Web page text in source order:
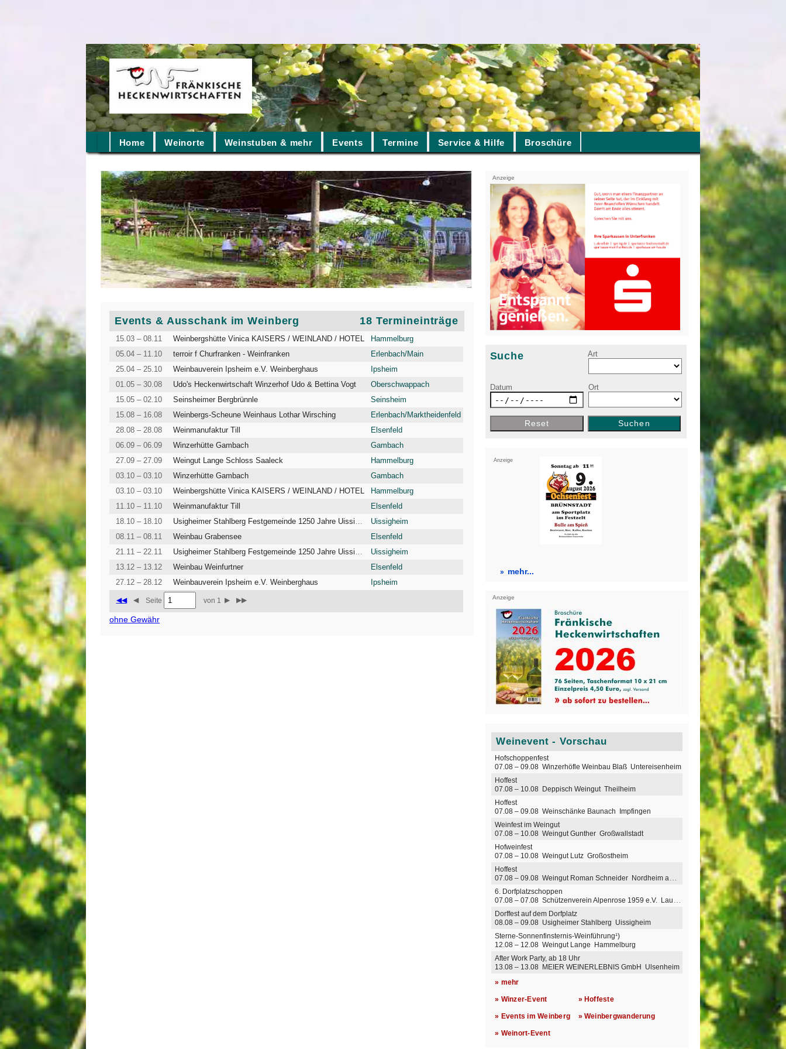
Home Weinorte Weinstuben & mehr Events Termine Service & Hilfe Broschüre
Events & Ausschank im Weinberg 18 Termineinträge
◀◀ ◀ Seite von 1 ▶ ▶▶
ohne Gewähr
15.03 – 08.11 Weinbergshütte Vinica KAISERS / WEINLAND / HOTEL
Hammelburg
05.04 – 11.10
terroir f Churfranken - Weinfranken
Erlenbach/Main
25.04 – 25.10
Weinbauverein Ipsheim e.V. Weinberghaus
Ipsheim
01.05 – 30.08
Udo's Heckenwirtschaft Winzerhof Udo & Bettina Vogt
Oberschwappach
15.05 – 02.10
Seinsheimer Bergbrünnle
Seinsheim
15.08 – 16.08
Weinbergs-Scheune Weinhaus Lothar Wirsching
Erlenbach/Marktheidenfeld
28.08 – 28.08
Weinmanufaktur Till
Elsenfeld
06.09 – 06.09
Winzerhütte Gambach
Gambach
27.09 – 27.09
Weingut Lange Schloss Saaleck
Hammelburg
03.10 – 03.10
Winzerhütte Gambach
Gambach
03.10 – 03.10
Weinbergshütte Vinica KAISERS / WEINLAND / HOTEL
Hammelburg
11.10 – 11.10
Weinmanufaktur Till
Elsenfeld
18.10 – 18.10
Uissigheim
08.11 – 08.11
Weinbau Grabensee
Elsenfeld
21.11 – 22.11
Uissigheim
13.12 – 13.12
Weinbau Weinfurtner
Elsenfeld
27.12 – 28.12
Weinbauverein Ipsheim e.V. Weinberghaus Ipsheim
Anzeige
Suche Art
Datum Ort
Reset Suchen
Anzeige
mehr...
Anzeige
Weinevent - Vorschau
» mehr
» Winzer-Event » Hoffeste
» Events im Weinberg » Weinbergwanderung
» Weinort-Event
Hofschoppenfest
07.08 – 09.08 Winzerhöfle Weinbau Blaß Untereisenheim
Hoffest
07.08 – 10.08 Deppisch Weingut Theilheim
Hoffest
07.08 – 09.08 Weinschänke Baunach Impfingen
Weinfest im Weingut
07.08 – 10.08 Weingut Gunther Großwallstadt
Hofweinfest
07.08 – 10.08 Weingut Lutz Großostheim
Hoffest
07.08 – 09.08 Weingut Roman Schneider Nordheim am Main
6. Dorfplatzschoppen
07.08 – 07.08 Schützenverein Alpenrose 1959 e.V. Laudenbach
Dorffest auf dem Dorfplatz
08.08 – 09.08 Usigheimer Stahlberg Uissigheim
Sterne-Sonnenfinsternis-Weinführung¹)
12.08 – 12.08 Weingut Lange Hammelburg
After Work Party, ab 18 Uhr
13.08 – 13.08 MEIER WEINERLEBNIS GmbH Ulsenheim